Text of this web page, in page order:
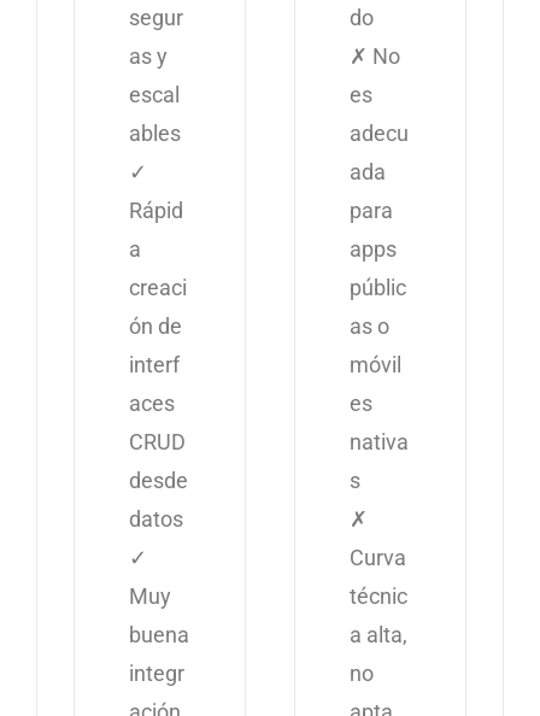
segur
as y
escal
ables
✓
Rápid
a
creaci
ón de
interf
aces
CRUD
desde
datos
✓
Muy
buena
integr
do
✗ No
es
adecu
ada
para
apps
públic
as o
móvil
es
nativa
s
✗
Curva
técnic
a alta,
no